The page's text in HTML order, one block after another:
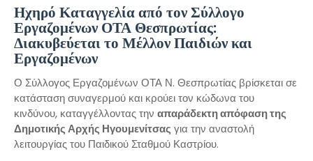
Ηχηρό Καταγγελία από τον Σύλλογο
Εργαζομένων ΟΤΑ Θεσπρωτίας:
Διακυβεύεται το Μέλλον Παιδιών και
Εργαζομένων
Ο Σύλλογος Εργαζομένων ΟΤΑ Ν. Θεσπρωτίας βρίσκεται σε
κατάσταση συναγερμού και κρούει τον κώδωνα του
κινδύνου, καταγγέλλοντας την απαράδεκτη απόφαση της
Δημοτικής Αρχής Ηγουμενίτσας για την αναστολή
λειτουργίας του Παιδικού Σταθμού Καστρίου.